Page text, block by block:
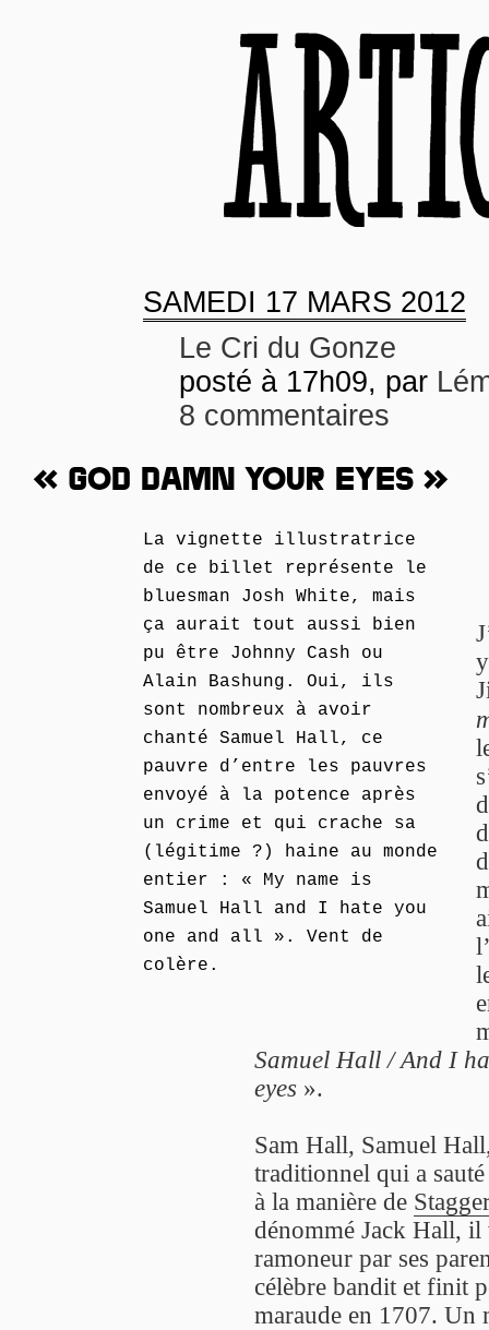
SAMEDI 17 MARS 2012
Le Cri du Gonze
posté à 17h09, par
8 commentaires
« GOD DAMN YOUR EYES »
La vignette illustratrice
de ce billet représente le
bluesman Josh White, mais
ça aurait tout aussi bien
pu être Johnny Cash ou
Alain Bashung. Oui, ils
sont nombreux à avoir
chanté Samuel Hall, ce
pauvre d’entre les pauvres
envoyé à la potence après
un crime et qui crache sa
(légitime ?) haine au monde
entier : « My name is
Samuel Hall and I hate you
one and all ». Vent de
colère.
Samuel Hall / And I
eyes ».
Sam Hall, Samuel
traditionnel qui a
à la manière de
dénommé Jack Hall, il
ramoneur par ses
célèbre bandit et finit
maraude en 1707. Un